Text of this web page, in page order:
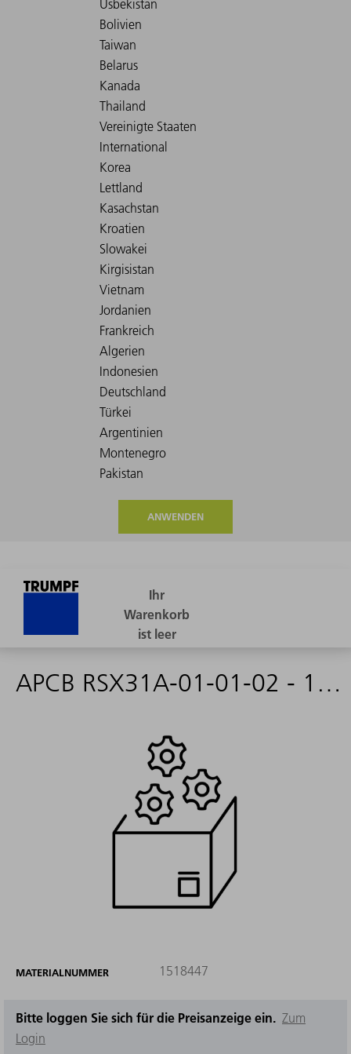
ANWENDEN
APCB RSX31A-01-01-02 - 1518447
MATERIALNUMMER 1518447
Bitte loggen Sie sich für die Preisanzeige ein. Zum
Login